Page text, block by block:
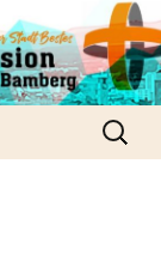
Suchen
nach: